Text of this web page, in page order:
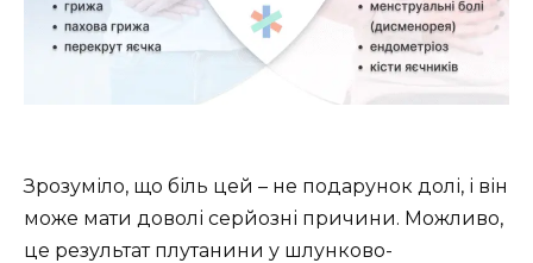
Зрозуміло, що біль цей – не подарунок долі, і він
може мати доволі серйозні причини. Можливо,
це результат плутанини у шлунково-